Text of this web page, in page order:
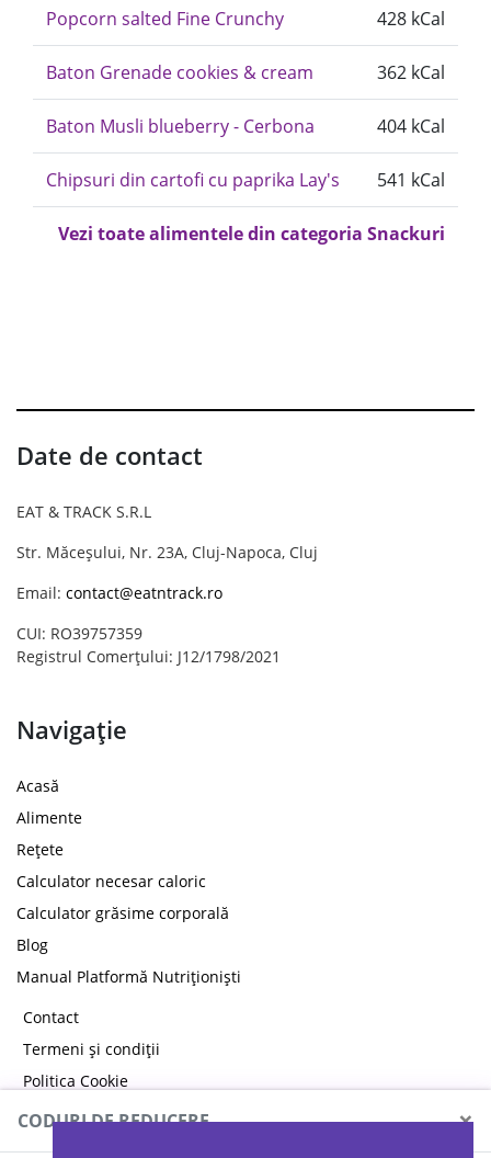
Popcorn salted Fine Crunchy 428 kCal
Baton Grenade cookies & cream 362 kCal
Baton Musli blueberry - Cerbona 404 kCal
Chipsuri din cartofi cu paprika Lay's 541 kCal
Vezi toate alimentele din categoria Snackuri
Date de contact
EAT & TRACK S.R.L
Str. Măceșului, Nr. 23A, Cluj-Napoca, Cluj
Email: contact@eatntrack.ro
CUI: RO39757359
Registrul Comerțului: J12/1798/2021
Navigație
Acasă
Alimente
Rețete
Calculator necesar caloric
Calculator grăsime corporală
Blog
Manual Platformă Nutriționiști
Contact
Termeni și condiții
Politica Cookie
Politica de confidențialitate
CODURI DE REDUCERE ×